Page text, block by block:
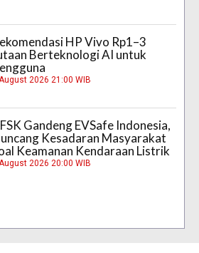
HP Vivo Rp1–3
Berteknologi AI untuk
2026 21:00 WIB
Gandeng EVSafe Indonesia,
Kesadaran Masyarakat
Keamanan Kendaraan Listrik
2026 20:00 WIB